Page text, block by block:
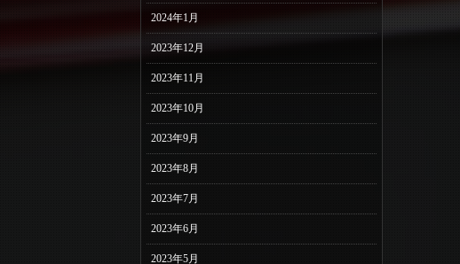
2024年1月
2023年12月
2023年11月
2023年10月
2023年9月
2023年8月
2023年7月
2023年6月
2023年5月